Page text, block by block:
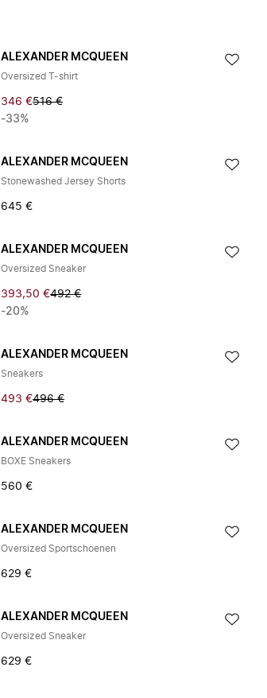
ALEXANDER MCQUEEN
Oversized T-shirt
346 €516 €
-33%
ALEXANDER MCQUEEN
Stonewashed Jersey Shorts
645 €
ALEXANDER MCQUEEN
Oversized Sneaker
393,50 €492 €
-20%
ALEXANDER MCQUEEN
Sneakers
493 €496 €
ALEXANDER MCQUEEN
BOXE Sneakers
560 €
ALEXANDER MCQUEEN
Oversized Sportschoenen
629 €
ALEXANDER MCQUEEN
Oversized Sneaker
629 €